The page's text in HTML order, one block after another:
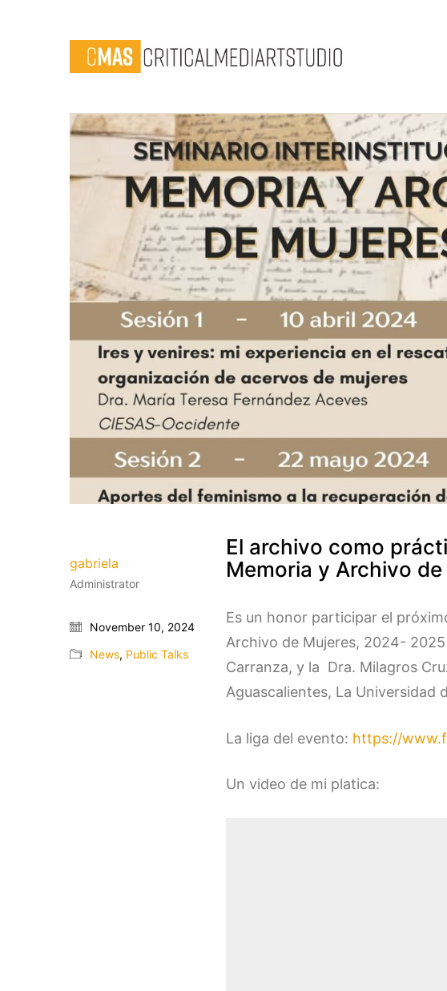
El archivo como
Memoria y Archivo
Es un honor participar el
Archivo de Mujeres, 2024-
Carranza, y la Dra. Milagros
Aguascalientes, La Universidad
La liga del evento: https://
Un video de mi platica:
gabriela
Administrator
November 10, 2024
News, Public Talks